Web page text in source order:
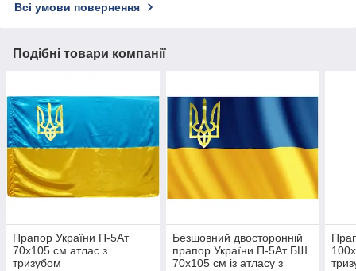
Всі умови повернення
Подібні товари компанії
Прапор України П-5Ат
70x105 см атлас з
тризубом
Безшовний двосторонній
прапор України П-5Ат БШ
70x105 см із атласу з